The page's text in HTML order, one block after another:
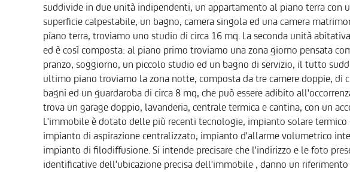
suddivide in due unità indipendenti, un appartamento al piano terra con
superficie calpestabile, un bagno, camera singola ed una camera
piano terra, troviamo uno studio di circa 16 mq. La seconda unità
ed è così composta: al piano primo troviamo una zona giorno pensata
pranzo, soggiorno, un piccolo studio ed un bagno di servizio, il tutto
ultimo piano troviamo la zona notte, composta da tre camere doppie, di
bagni ed un guardaroba di circa 8 mq, che può essere adibito
trova un garage doppio, lavanderia, centrale termica e cantina, con un
L'immobile è dotato delle più recenti tecnologie, impianto solare
impianto di aspirazione centralizzato, impianto d'allarme volumetrico
impianto di filodiffusione. Si intende precisare che l'indirizzo e le foto
identificative dell'ubicazione precisa dell'immobile , danno un